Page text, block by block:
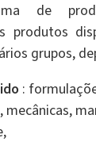
de
produtos
grupos,
: